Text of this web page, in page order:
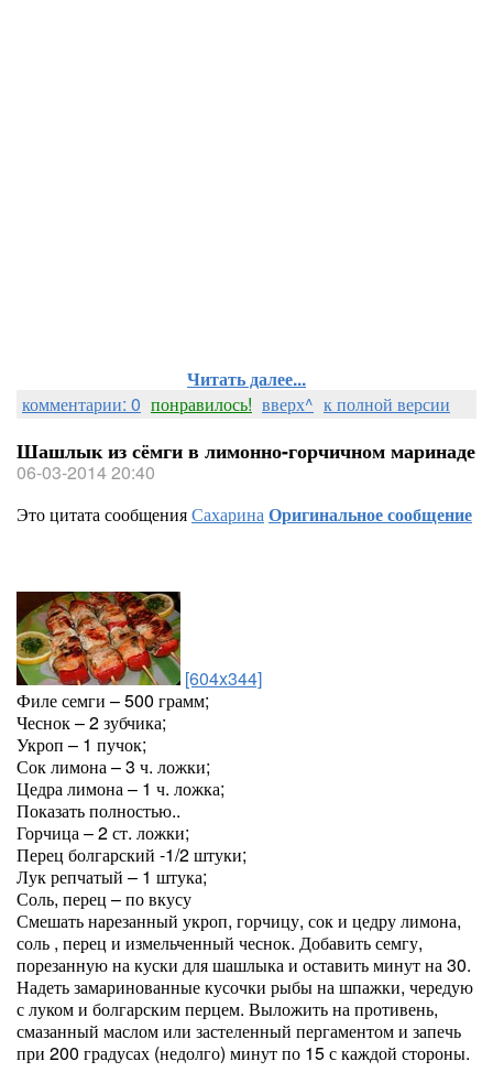
Читать далее...
комментарии: 0 понравилось! вверх^ к полной версии
Шашлык из сёмги в лимонно-горчичном маринаде
06-03-2014 20:40
Это цитата сообщенияСахаринаОригинальное сообщение
[604x344]
Филе семги – 500 грамм;
Чеснок – 2 зубчика;
Укроп – 1 пучок;
Сок лимона – 3 ч. ложки;
Цедра лимона – 1 ч. ложка;
Показать полностью..
Горчица – 2 ст. ложки;
Перец болгарский -1/2 штуки;
Лук репчатый – 1 штука;
Соль, перец – по вкусу
Смешать нарезанный укроп, горчицу, сок и цедру лимона,
соль , перец и измельченный чеснок. Добавить семгу,
порезанную на куски для шашлыка и оставить минут на 30.
Надеть замаринованные кусочки рыбы на шпажки, чередую
с луком и болгарским перцем. Выложить на противень,
смазанный маслом или застеленный пергаментом и запечь
при 200 градусах (недолго) минут по 15 с каждой стороны.